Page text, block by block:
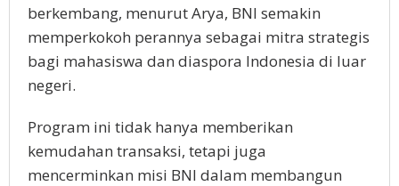
berkembang, menurut Arya, BNI semakin
memperkokoh perannya sebagai mitra strategis
bagi mahasiswa dan diaspora Indonesia di luar
negeri.
Program ini tidak hanya memberikan
kemudahan transaksi, tetapi juga
mencerminkan misi BNI dalam membangun